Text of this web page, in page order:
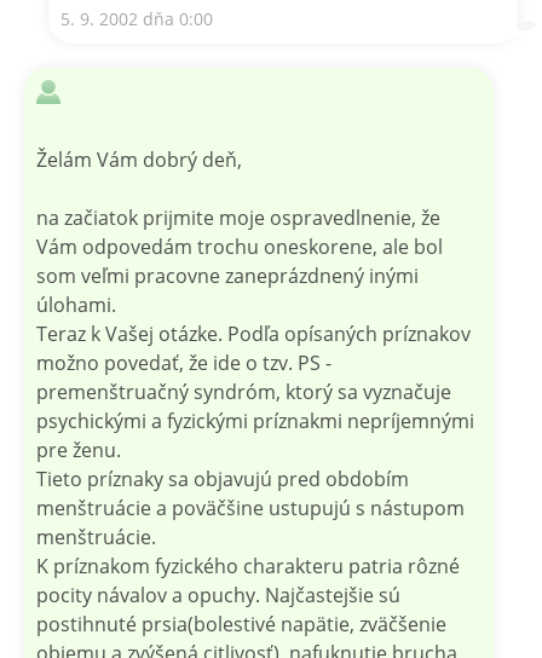
5. 9. 2002 dňa 0:00
Želám Vám dobrý deň,
na začiatok prijmite moje ospravedlnenie, že
Vám odpovedám trochu oneskorene, ale bol
som veľmi pracovne zaneprázdnený inými
úlohami.
Teraz k Vašej otázke. Podľa opísaných príznakov
možno povedať, že ide o tzv. PS -
premenštruačný syndróm, ktorý sa vyznačuje
psychickými a fyzickými príznakmi nepríjemnými
pre ženu.
Tieto príznaky sa objavujú pred obdobím
menštruácie a poväčšine ustupujú s nástupom
menštruácie.
K príznakom fyzického charakteru patria rôzné
pocity návalov a opuchy. Najčastejšie sú
postihnuté prsia(bolestivé napätie, zväčšenie
objemu a zvýšená citlivosť), nafuknutie brucha,